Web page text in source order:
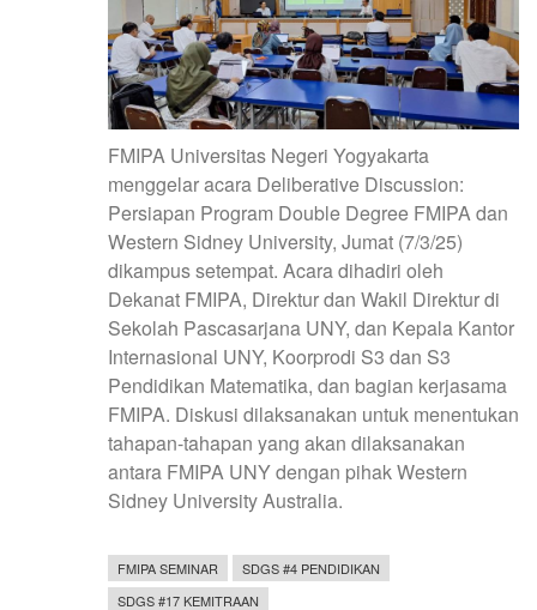
FMIPA Universitas Negeri Yogyakarta
menggelar acara Deliberative Discussion:
Persiapan Program Double Degree FMIPA dan
Western Sidney University, Jumat (7/3/25)
dikampus setempat. Acara dihadiri oleh
Dekanat FMIPA, Direktur dan Wakil Direktur di
Sekolah Pascasarjana UNY, dan Kepala Kantor
Internasional UNY, Koorprodi S3 dan S3
Pendidikan Matematika, dan bagian kerjasama
FMIPA. Diskusi dilaksanakan untuk menentukan
tahapan-tahapan yang akan dilaksanakan
antara FMIPA UNY dengan pihak Western
Sidney University Australia.
FMIPA SEMINAR
SDGS #4 PENDIDIKAN
SDGS #17 KEMITRAAN